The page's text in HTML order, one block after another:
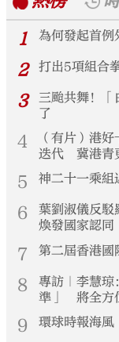
1
為何發起首例
2 打出5項組合
3
三颱共舞！「
了
4
（有片）港
迭代 冀港青
5 神二十一乘組
6
葉劉淑儀反
煥發國家認同
7 第二屆香港國
8
專訪｜李慧琼
準」 將全方
9 環球時報海風